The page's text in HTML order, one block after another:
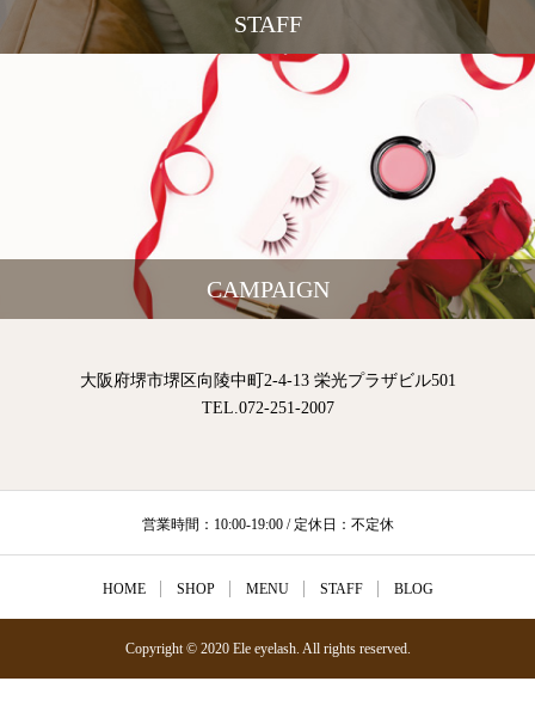
STAFF
CAMPAIGN
大阪府堺市堺区向陵中町2-4-13 栄光プラザビル501
TEL.072-251-2007
営業時間：10:00-19:00 / 定休日：不定休
HOME SHOP MENU STAFF BLOG
Copyright © 2020 Ele eyelash. All rights reserved.